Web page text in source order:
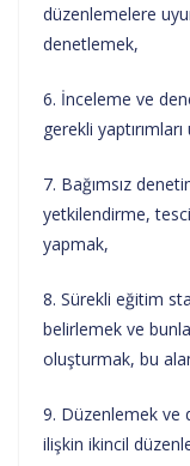
düzenlemelere
denetlemek,
6. İnceleme ve
gerekli
7. Bağımsız
yetkilendirme,
yapmak,
8. Sürekli eğitim
belirlemek ve
oluşturmak, bu
9. Düzenlemek ve
ilişkin ikincil